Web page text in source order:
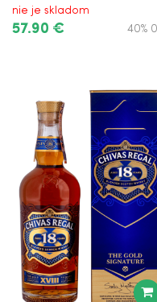
nie je skladom
57.90 € 40%